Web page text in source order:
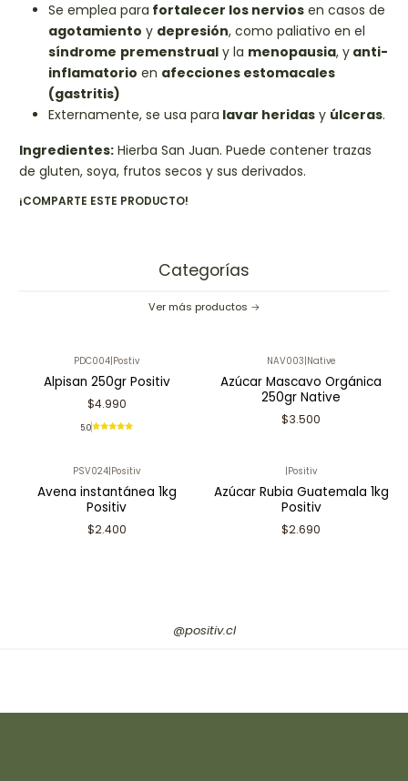
Se emplea para fortalecer los nervios en casos de
agotamiento y depresión, como paliativo en el
síndrome premenstrual y la menopausia, y anti-
inflamatorio en afecciones estomacales
(gastritis)
Externamente, se usa para lavar heridas y úlceras.
Ingredientes: Hierba San Juan. Puede contener trazas
de gluten, soya, frutos secos y sus derivados.
¡COMPARTE ESTE PRODUCTO!
Categorías
Ver más productos
PDC004 Postiv
Alpisan 250gr Positiv
$4.990
5.0
NAV003 Native
Azúcar Mascavo Orgánica
250gr Native
$3.500
PSV024|Positiv
Avena instantánea 1kg
Positiv
$2.400
|Positiv
Azúcar Rubia Guatemala 1kg
Positiv
$2.690
@positiv.cl